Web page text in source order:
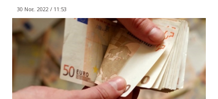
30 Νοε. 2022 / 11:53